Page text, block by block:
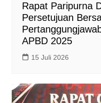
Rapat Paripurna
Persetujuan
APBD 2025
15 Juli 2026